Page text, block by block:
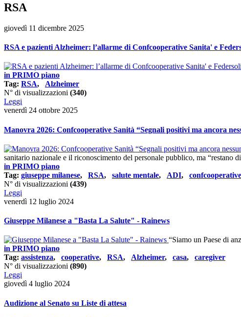
RSA
giovedì 11 dicembre 2025
RSA e pazienti Alzheimer: l’allarme di Confcooperative Sanita' e
in PRIMO piano
Tag: RSA, Alzheimer
N° di visualizzazioni (340)
Leggi
venerdì 24 ottobre 2025
Manovra 2026: Confcooperative Sanità “Segnali positivi ma ancora
sanitario nazionale e il riconoscimento del personale pubblico, ma “restano
in PRIMO piano
Tag: giuseppe milanese, RSA, salute mentale, ADI,
N° di visualizzazioni (439)
Leggi
venerdì 12 luglio 2024
Giuseppe Milanese a "Basta La Salute" - Rainews
“Siamo un Paese di
in PRIMO piano
Tag: assistenza, cooperative, RSA, Alzheimer, casa, caregiver
N° di visualizzazioni (890)
Leggi
giovedì 4 luglio 2024
Audizione al Senato su Liste di attesa